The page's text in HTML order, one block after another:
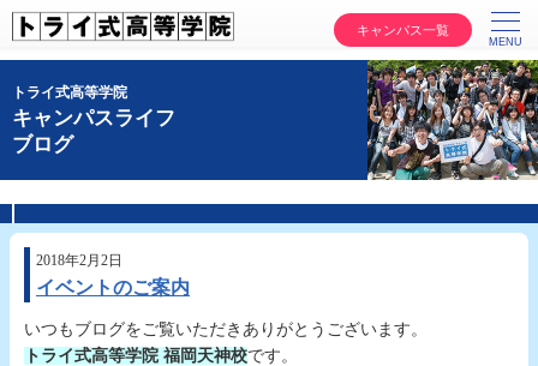
キャンパス一覧
トライ式高等学院
キャンパスライフ
ブログ
2018年2月2日
イベントのご案内
いつもブログをご覧いただきありがとうございます。
トライ式高等学院 福岡天神校です。